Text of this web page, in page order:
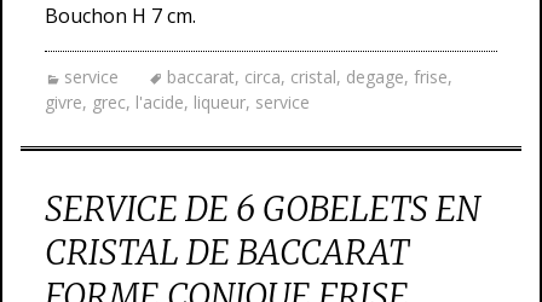
Bouchon H 7 cm.
service baccarat, circa, cristal, degage, frise,
givre, grec, l'acide, liqueur, service
SERVICE DE 6 GOBELETS EN
CRISTAL DE BACCARAT